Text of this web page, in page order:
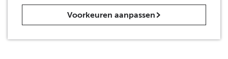
Voorkeuren aanpassen
u
d